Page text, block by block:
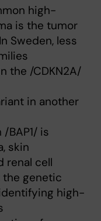
high-
is the tumor
Sweden, less
the /CDKN2A/
in another
BAP1/ is
skin
renal cell
the genetic
high-